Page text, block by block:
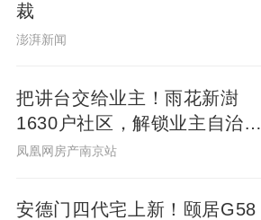
裁
澎湃新闻
把讲台交给业主！雨花新澍
1630户社区，解锁业主自治社
群新样本
凤凰网房产南京站
安德门四代宅上新！颐居G58